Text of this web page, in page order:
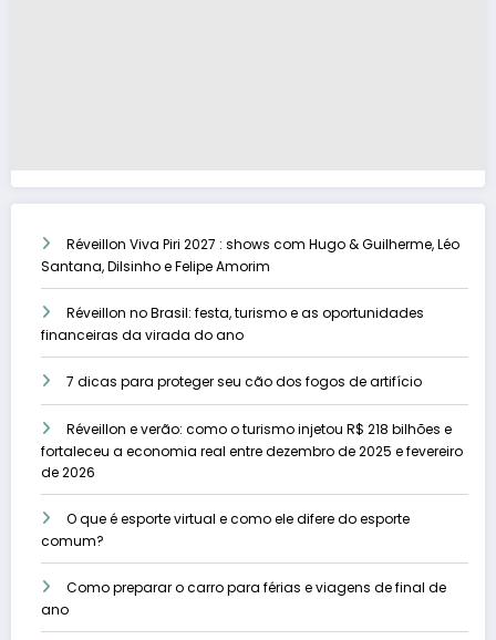
Réveillon Viva Piri 2027 : shows com Hugo & Guilherme, Léo
Santana, Dilsinho e Felipe Amorim
Réveillon no Brasil: festa, turismo e as oportunidades
financeiras da virada do ano
7 dicas para proteger seu cão dos fogos de artifício
Réveillon e verão: como o turismo injetou R$ 218 bilhões e
fortaleceu a economia real entre dezembro de 2025 e fevereiro
de 2026
O que é esporte virtual e como ele difere do esporte
comum?
Como preparar o carro para férias e viagens de final de
ano